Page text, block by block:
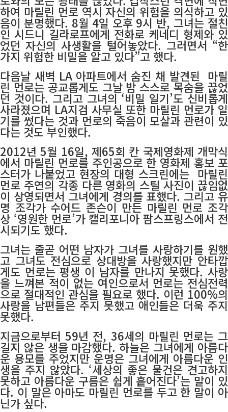
하여 마릴린 먼로 역시 자신의 위험을 의식하고 있
음이 분명했다. 8월 4일 오후 9시 반, 그녀는 절친
인 시드니 길라로프에게 전화로 케네디 형제와 있
었던 자신의 사생활을 털어놓았다. 그러면서 “한
가지 위험한 비밀을 알고 있다”고 했다.
다음날 새벽 LA 아파트에서 숨진 채 발견된 마릴
린 먼로는 공교롭게도 그날 밤 스스로 목숨을 끊었
던 것이다. 그리고 그녀의 ‘비밀 일기’도 신비롭게
사라졌으며 LA지검 사무실 또한 마릴린 먼로가 일
기를 썼다는 것과 먼로의 죽음이 모살과 관련이 있
다는 것도 부인했다.
2012년 5월 16일, 제65회 칸 국제영화제 개막식
에서 마릴린 먼로를 주인공으로 한 영화제 홍보 포
스터가 나붙었고 현장의 대형 스크린에는 마릴린
먼로 주연의 각종 다른 영화의 스틸 사진이 끊임없
이 상영되면서 그녀에게 경의를 표했다. 그리고 유
명 조각가 수어드 존슨이 만든 마릴린 먼로 조각
상 ‘영원한 먼로’가 캘리포니아 팜스프링스에서 전
시되기도 했다.
그녀는 줄곧 어떤 남자가 그녀를 사랑하기를 원했
고 그녀도 전심으로 상대방을 사랑했지만 안타깝
게도 먼로는 평생 이 남자를 만나지 못했다. 사랑
을 느껴본 적이 없는 여인으로서 먼로는 전심전력
으로 절대적인 관심을 필요로 했다. 이런 100%의
사랑을 남편들은 주지 못했고 애인들은 더욱 주지
못했다.
지금으로부터 59년 전, 36세의 마릴린 먼로는 그
길지 않은 생을 마감했다. 하늘은 그녀에게 아름다
운 용모를 주었지만 운명은 그녀에게 아름다운 인
생을 주지 않았다. ‘세상의 좋은 물건은 견고하지
못하고 아름다운 구름은 쉽게 흩어진다’는 말이 있
다. 이 말은 아마도 마릴린 먼로를 두고 한 말이 아
닌가 싶다.